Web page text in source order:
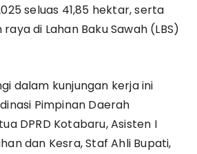
seluas 41,85 hektar, serta
di Lahan Baku Sawah (LBS)
dalam kunjungan kerja ini
Pimpinan Daerah
DPRD Kotabaru, Asisten I
dan Kesra, Staf Ahli Bupati,